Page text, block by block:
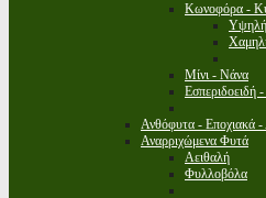
Κωνοφόρα -
Μίνι - Νάνα
Εσπεριδοειδή
Ανθόφυτα - Εποχιακά
Αναρριχώμενα Φυτά
Αειθαλή
Φυλλοβόλα